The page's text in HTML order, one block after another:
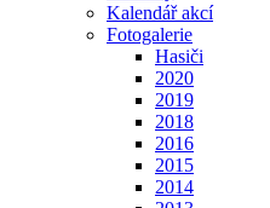
Kalendář akcí
Fotogalerie
Hasiči
2020
2019
2018
2016
2015
2014